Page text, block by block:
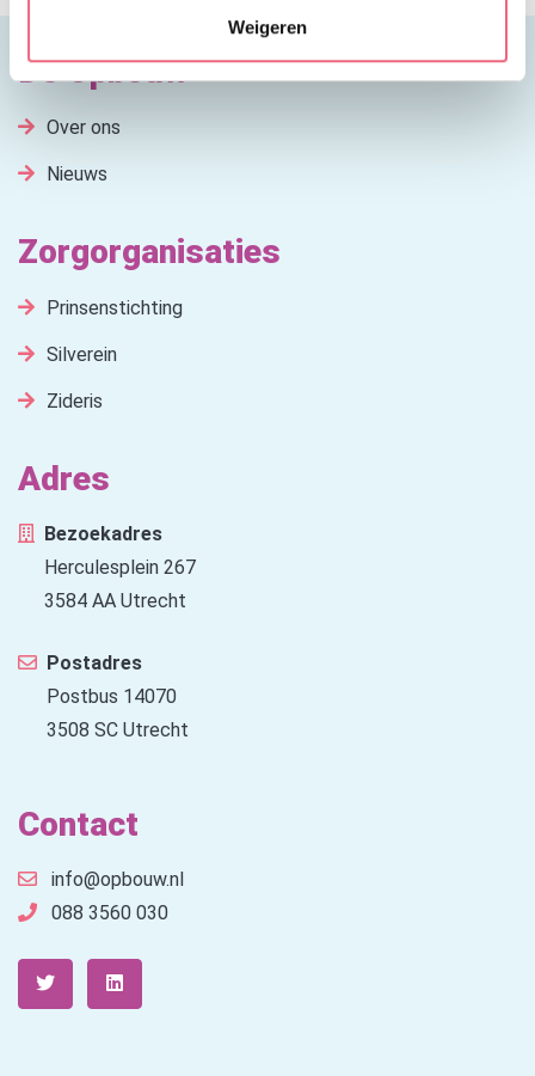
Weigeren
De Opbouw
Over ons
Nieuws
Zorgorganisaties
Prinsenstichting
Silverein
Zideris
Adres
Bezoekadres
Herculesplein 267
3584 AA Utrecht
Postadres
Postbus 14070
3508 SC Utrecht
Contact
info@opbouw.nl
088 3560 030
Twitter